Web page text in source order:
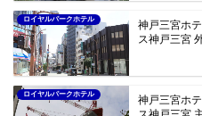
ロイヤルパークホテル
神戸三宮ホ
ス神戸三宮
ロイヤルパークホテル
神戸三宮ホ